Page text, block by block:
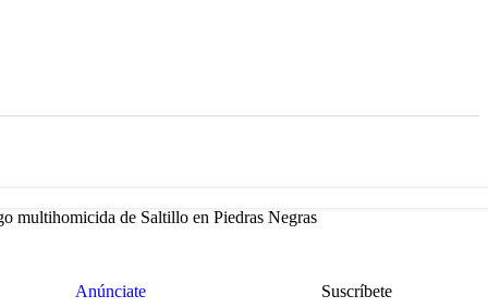
multihomicida de Saltillo en Piedras Negras
Anúnciate Suscríbete